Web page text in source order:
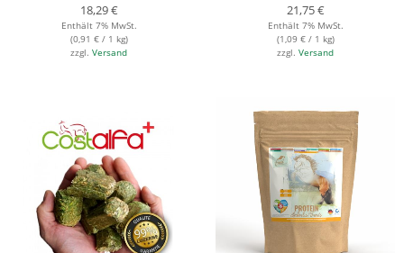
18,29€
Enthält 7% MwSt.
(0,91 €/ 1 kg)
zzgl. Versand
21,75€
Enthält 7% MwSt.
(1,09 €/ 1 kg)
zzgl. Versand